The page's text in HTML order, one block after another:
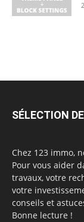
SÉLECTION
Chez 123 immo,
Pour vous aider
travaux, votre
votre
conseils et
Bonne lecture !